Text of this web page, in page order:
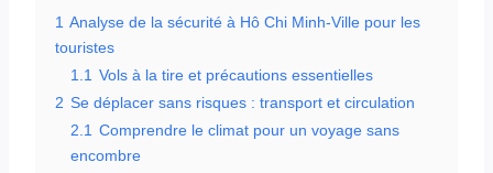
1 Analyse de la sécurité à Hô Chi Minh-Ville pour les
touristes
1.1 Vols à la tire et précautions essentielles
2 Se déplacer sans risques : transport et circulation
2.1 Comprendre le climat pour un voyage sans
encombre